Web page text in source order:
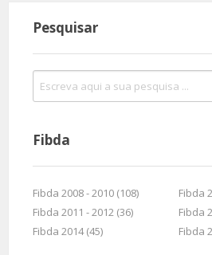
Pesquisar
Fibda
Fibda 2008 - 2010 (108)
Fibda
Fibda 2011 - 2012 (36)
Fibda
Fibda 2014 (45)
Fibda